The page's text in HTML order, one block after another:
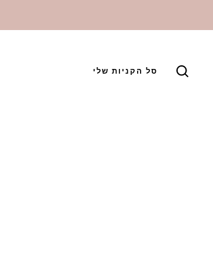
סל הקניות שלי